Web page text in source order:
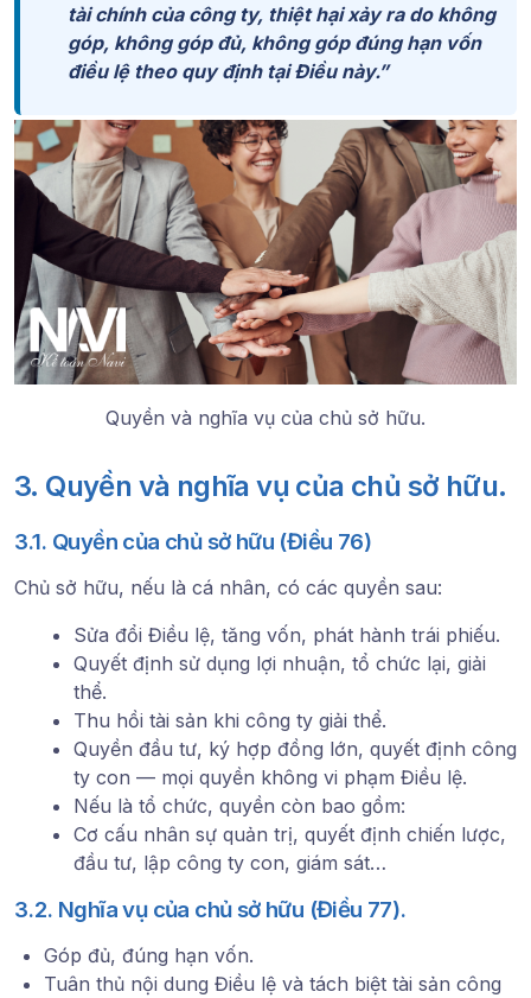
tài chính của công ty, thiệt hại xảy ra do không
góp, không góp đủ, không góp đúng hạn vốn
điều lệ theo quy định tại Điều này.”
Quyền và nghĩa vụ của chủ sở hữu.
3. Quyền và nghĩa vụ của chủ sở hữu.
3.1. Quyền của chủ sở hữu (Điều 76)
Chủ sở hữu, nếu là cá nhân, có các quyền sau:
Sửa đổi Điều lệ, tăng vốn, phát hành trái phiếu.
Quyết định sử dụng lợi nhuận, tổ chức lại, giải
thể.
Thu hồi tài sản khi công ty giải thể.
Quyền đầu tư, ký hợp đồng lớn, quyết định công
ty con — mọi quyền không vi phạm Điều lệ.
Nếu là tổ chức, quyền còn bao gồm:
Cơ cấu nhân sự quản trị, quyết định chiến lược,
đầu tư, lập công ty con, giám sát…
3.2. Nghĩa vụ của chủ sở hữu (Điều 77).
Góp đủ, đúng hạn vốn.
Tuân thủ nội dung Điều lệ và tách biệt tài sản công